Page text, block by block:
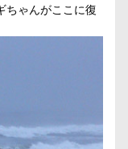
ちゃんがここに復